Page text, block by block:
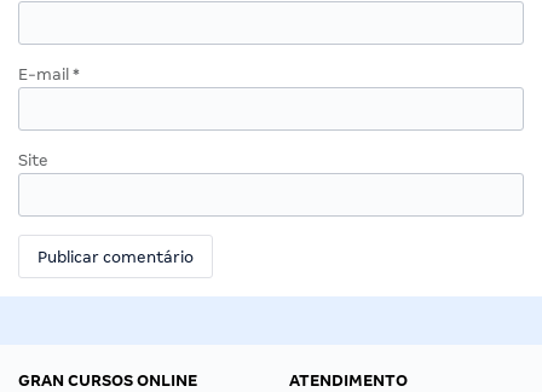
E-mail *
Site
GRAN CURSOS ONLINE
ATENDIMENTO